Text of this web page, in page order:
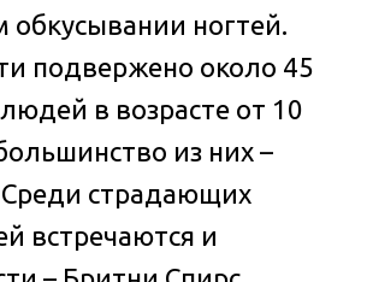
обкусывании ногтей.
подвержено около 45
в возрасте от 10
из них –
страдающих
встречаются и